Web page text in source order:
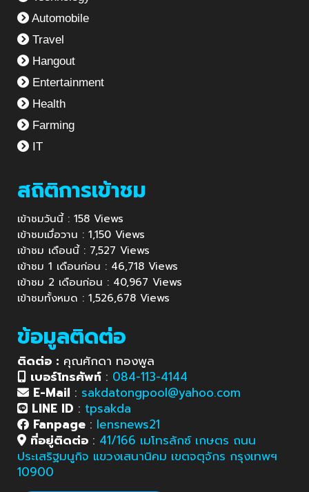
Automobile
Travel
Hangout
Entertainment
Health
Farming
IT
สถิติการเข้าชม
เข้าชมวันนี้ : 158 Views
เข้าชมเมื่อวาน : 1,150 Views
เข้าชม เดือนนี้ : 7,527 Views
เข้าชม 1 เดือนก่อน : 46,718 Views
เข้าชม 2 เดือนก่อน : 40,967 Views
เข้าชมทั้งหมด : 1,526,678 Views
ข้อมูลติดต่อ
ติดต่อ : คุณศักดา ทองพูล
เบอร์โทรศัพท์ : 084-113-4144
E-Mail : sakdatongpool@yahoo.com
LINE ID : tpsakda
Fanpage : lensnews21
ที่อยู่ติดต่อ : 41/166 เมโทรลักซ์ เกษตร ถนน
ประเสริฐมนูกิจ แขวงเสนานิคม เขตจตุจักร กรุงเทพฯ
10900